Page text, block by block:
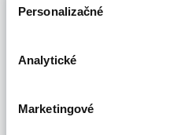
Personalizačné
Analytické
Marketingové
pro
níž chtěl
jakožto